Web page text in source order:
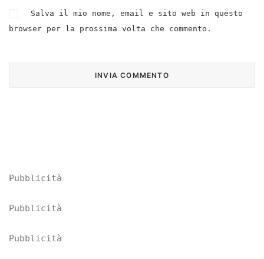
Salva il mio nome, email e sito web in questo
browser per la prossima volta che commento.
Pubblicità
Pubblicità
Pubblicità